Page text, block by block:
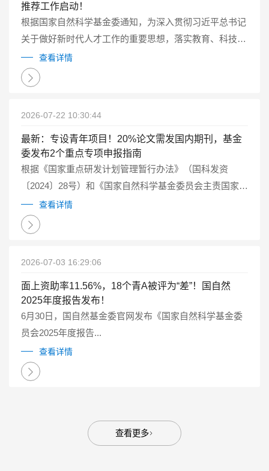
推荐工作启动！
根据国家自然科学基金委通知，为深入贯彻习近平总书记
关于做好新时代人才工作的重要思想，落实教育、科技、
人才一体化发展的要求，2026年自然科学基金委继续试点
实施国家自然科学基金青年学生基础研究项目（博士研究
生）（以下简称博士生项目）...
查看详情
2026-07-22 10:30:44
最新：专设青年项目！20%论文需发国内期刊，基金
委发布2个重点专项申报指南
根据《国家重点研发计划管理暂行办法》（国科发资
〔2024〕28号）和《国家自然科学基金委员会主责国家重
点研发计划重点专项管理实施细则（试行）》（国科金发
计〔2025〕1号）有关要求...
查看详情
2026-07-03 16:29:06
面上资助率11.56%，18个青A被评为“差”！国自然
2025年度报告发布！
6月30日，国自然基金委官网发布《国家自然科学基金委
员会2025年度报告...
查看详情
查看更多